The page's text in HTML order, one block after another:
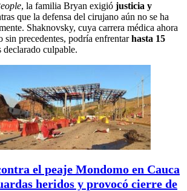
, la familia Bryan exigió justicia y
que la defensa del cirujano aún no se ha
Shaknovsky, cuya carrera médica ahora
sin precedentes, podría enfrentarhasta 15
declarado culpable.
el peaje Mondomo en Cauca
heridos y provocó cierre de